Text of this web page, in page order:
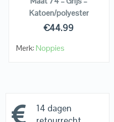
Katoen/polyester
€44.99
Merk:Noppies
14 dagen